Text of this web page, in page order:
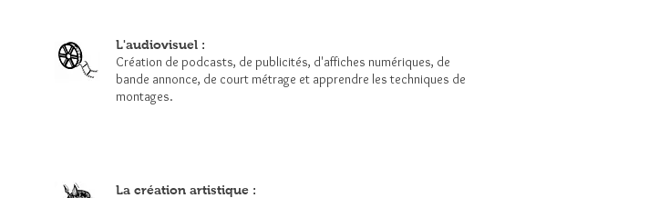
L'audiovisuel :
Création de podcasts, de publicités, d'affiches numériques, de
bande annonce, de court métrage et apprendre les techniques de
montages.
La création artistique :